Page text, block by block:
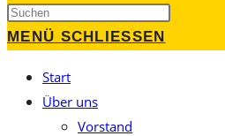
UMSCHALTEN
Press
MENÜ SCHLIESSEN
Start
Über uns
Vorstand